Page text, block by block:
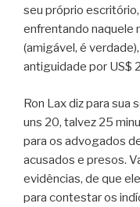
seu próprio
enfrentando naquele
(amigável, é
antiguidade por US$
Ron Lax diz para sua
uns 20, talvez 25
para os advogados
acusados e presos.
evidências, de que
para contestar os